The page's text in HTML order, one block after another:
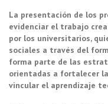
La presentación de los
evidenciar el trabajo
por los universitarios,
sociales a través del
forma parte de las
orientadas a fortalecer
vincular el aprendizaje